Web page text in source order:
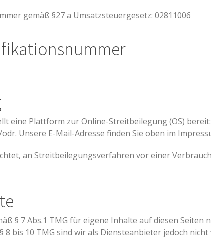
gemäß §27 a Umsatzsteuergesetz: 02811006
eine Plattform zur Online-Streitbeilegung (OS) bereit:
Unsere E-Mail-Adresse finden Sie oben im
an Streitbeilegungsverfahren vor einer
§ 7 Abs.1 TMG für eigene Inhalte auf diesen Seiten
8 bis 10 TMG sind wir als Diensteanbieter jedoch